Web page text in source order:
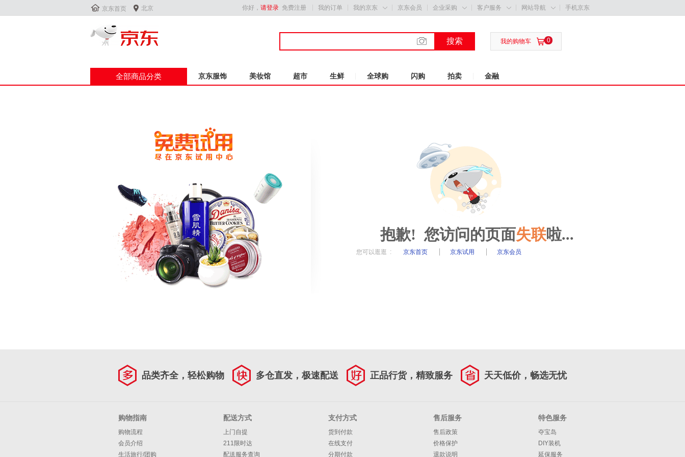
 京东首页  北京 你好， 请登录 免费注册 我的订单 我的京东  京东会员 企业采购  客户服务  网站导航  手机京东
搜索  0
我的购物车
全部商品分类 京东服饰 美妆馆 超市 生鲜 全球购 闪购 拍卖 金融
抱歉! 您访问的页面失联啦...
您可以逛逛 : 京东首页 京东试用 京东会员
品类齐全，轻松购物 多仓直发，极速配送 正品行货，精致服务 天天低价，畅选无忧
购物指南
购物流程
会员介绍
生活旅行/团购
配送方式
上门自提
211限时达
配送服务查询
支付方式
货到付款
在线支付
分期付款
售后服务
售后政策
价格保护
退款说明
特色服务
夺宝岛
DIY装机
延保服务